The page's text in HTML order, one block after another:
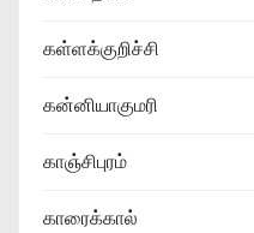
கள்ளக்குறிச்சி
கன்னியாகுமரி
காஞ்சிபுரம்
காரைக்கால்